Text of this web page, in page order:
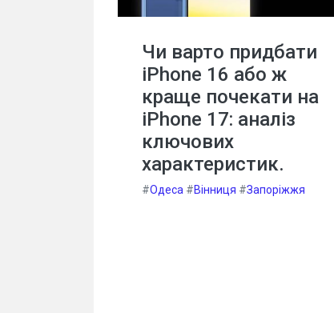
Чи варто придбати
iPhone 16 або ж
краще почекати на
iPhone 17: аналіз
ключових
характеристик.
#Одеса #Вінниця #Запоріжжя